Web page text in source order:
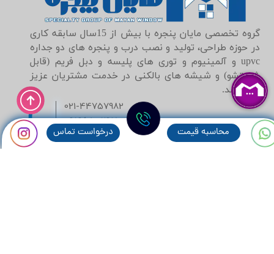
​گروه تخصصی مایان پنجره با بیش از 15سال سابقه کاری
در حوزه طراحی، تولید و نصب درب و پنجره های دو جداره
upvc و آلمینیوم و توری های پلیسه و دبل فریم (قابل
شستشو) و شیشه های بالکنی در خدمت مشتریان عزیز
می باشد.
021-44757982
09196501470
09129247232
درخواست تماس محاسبه قيمت